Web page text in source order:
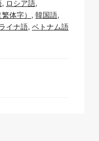
h
at
ロシア語
体字）
韓国語
イナ語 ベトナム語